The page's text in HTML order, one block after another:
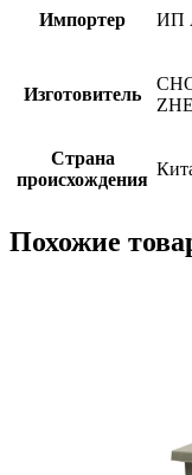
Импортер ИП
Изготовитель
Страна
происхождения
Похожие